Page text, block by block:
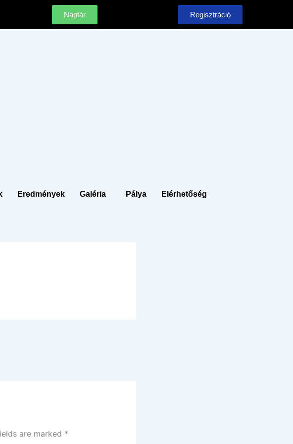
Naptár Regisztráció
Eredmények Galéria Pálya Elérhetőség
are marked *